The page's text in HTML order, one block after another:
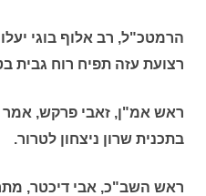
הרמטכ"ל, רב אלוף בוגי
רצועת עזה תפיח רוח גבית
ראש אמ"ן, זאבי פרקש, אמר
בתכנית שרון ניצחון לטרור.
ראש השב"כ, אבי דיכטר,